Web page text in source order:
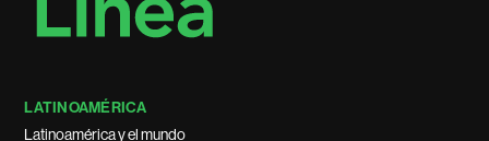
LATINOAMÉRICA
Latinoamérica y el mundo